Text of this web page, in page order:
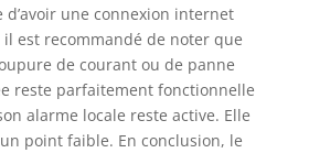
une connexion internet
est recommandé de noter que
de courant ou de panne
reste parfaitement fonctionnelle
alarme locale reste active. Elle
point faible. En conclusion, le